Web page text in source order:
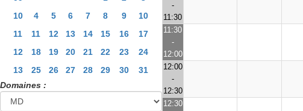
10
4 5 6 7 8 9
10
11
11 12 13 14 15 16
17
12
18 19 20 21 22 23
24
13
25 26 27 28 29 30
31
Domaines :
-
11:30
11:30
-
12:00
12:00
-
12:30
12:30